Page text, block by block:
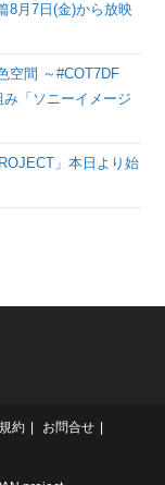
8月7日(金)から放映
空間 ～#COT7DF
み「ソニーイメージ
」本日より始
約
お問合せ